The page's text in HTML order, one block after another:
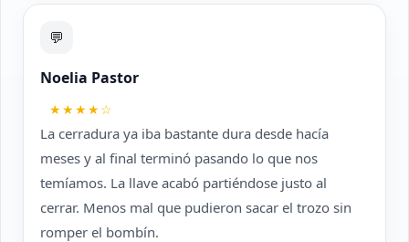
💬
Noelia Pastor
★★★★☆
La cerradura ya iba bastante dura desde hacía
meses y al final terminó pasando lo que nos
temíamos. La llave acabó partiéndose justo al
cerrar. Menos mal que pudieron sacar el trozo sin
romper el bombín.